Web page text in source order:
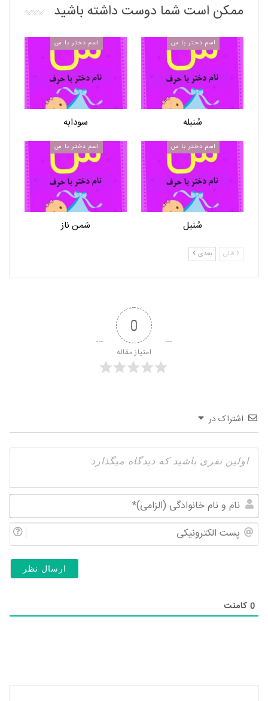
ممکن است شما دوست داشته باشید
اسم دختر با س
سُنبله
اسم دختر با س
سودابه
اسم دختر با س
سُنبل
اسم دختر با س
سَمن ناز
قبلی بعدی
0
امتیاز مقاله
اشتراک در
و
0 کامنت